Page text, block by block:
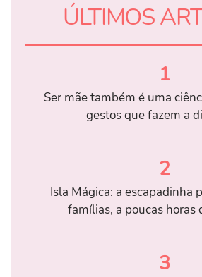
ÚLTIMOS
1
Ser mãe também é uma
gestos que fazem a
2
Isla Mágica: a escapadinha
famílias, a poucas horas
3